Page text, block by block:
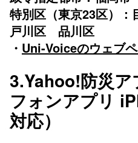
特別区（東京23区）
戸川区 品川区
・ Uni-Voiceのウェブ
3.Yahoo!防災ア
フォンアプリ
対応）